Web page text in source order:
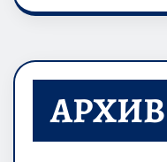
АРХИВ